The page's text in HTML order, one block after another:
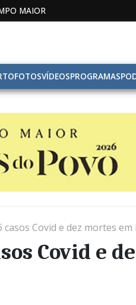
MAIOR
FOTOSVÍDEOSPROGRAMAS
casos Covid e dez mortes
Covid e